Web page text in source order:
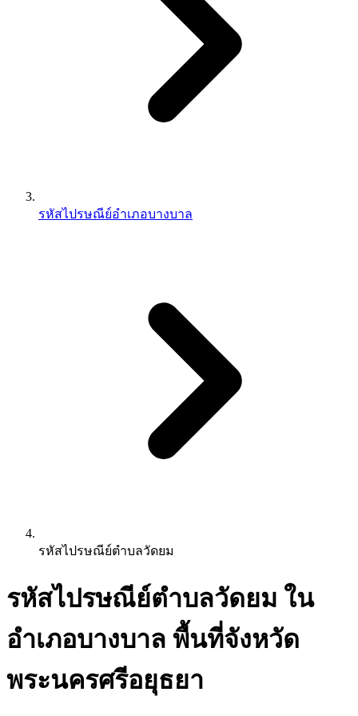
รหัสไปรษณีย์อำเภอบางบาล
รหัสไปรษณีย์ตำบลวัดยม
รหัสไปรษณีย์ตำบลวัดยม ใน
อำเภอบางบาล พื้นที่จังหวัด
พระนครศรีอยุธยา